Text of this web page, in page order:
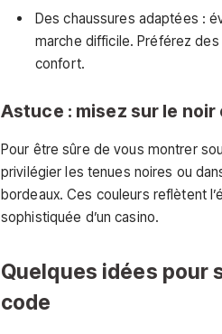
Des chaussures adaptées :
marche difficile. Préférez
confort.
Astuce : misez sur le
Pour être sûre de vous montrer
privilégier les tenues noires ou
bordeaux. Ces couleurs reflètent
sophistiquée d’un casino.
Quelques idées pour
code